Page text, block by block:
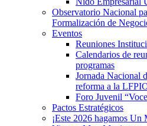
Observatorio Nacional
Formalización de
Eventos
Reuniones
Calendarios de
programas
Jornada Nacional
reforma a la
Foro Juvenil
Pactos Estratégicos
¡Este 2026 hagamos